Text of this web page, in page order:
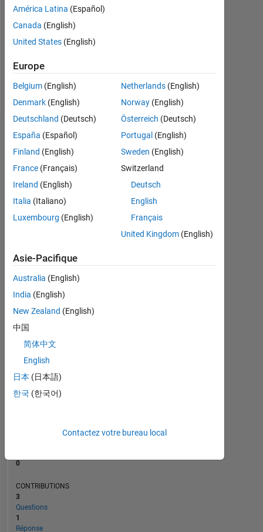
0
Following:
Follow
Tableau de bord
MATLAB Answers
CONTRIBUTIONS L
0
1
RANG
948
0
CONTRIBUTIONS
3
Questions
1
Réponse
América Latina (Español)
Canada (English)
United States (English)
Europe
Belgium (English)
Denmark (English)
Deutschland (Deutsch)
España (Español)
Finland (English)
France (Français)
Ireland (English)
Italia (Italiano)
Luxembourg (English)
Netherlands(English)
Norway(English)
Österreich (Deutsch)
Portugal (English)
Sweden (English)
Switzerland
Deutsch
English
Français
United Kingdom(English)
Asie-Pacifique
Australia (English)
India (English)
New Zealand (English)
中国
简体中文
English
日本 (日本語)
한국 (한국어)
Contactez votre bureau local